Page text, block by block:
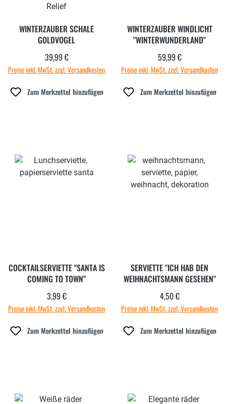
WINTERZAUBER SCHALE
GOLDVOGEL
Regulärer Preis:
39,99 €
Preise inkl. MwSt. zzgl. Versandkosten
Zum Merkzettel hinzufügen
WINTERZAUBER WINDLICHT
"WINTERWUNDERLAND"
Regulärer Preis:
59,99 €
Preise inkl. MwSt. zzgl. Versandkosten
Zum Merkzettel hinzufügen
COCKTAILSERVIETTE "SANTA IS
COMING TO TOWN"
Regulärer Preis:
3,99 €
Preise inkl. MwSt. zzgl. Versandkosten
Zum Merkzettel hinzufügen
SERVIETTE "ICH HAB DEN
WEIHNACHTSMANN GESEHEN"
Regulärer Preis:
4,50 €
Preise inkl. MwSt. zzgl. Versandkosten
Zum Merkzettel hinzufügen